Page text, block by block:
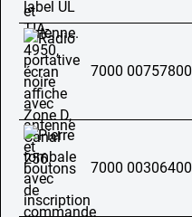
7000 00757800
7000 00306400